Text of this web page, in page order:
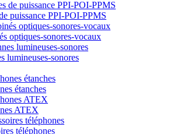
puissance PPI-POI-PPMS
optiques-sonores-vocaux
lumineuses-sonores
étanches
ATEX
téléphones